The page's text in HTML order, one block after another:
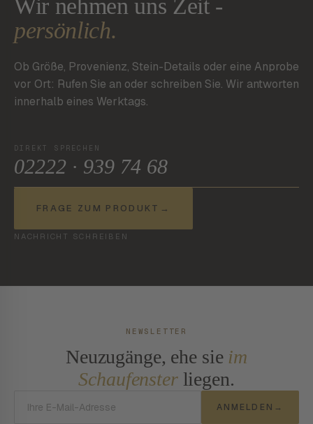
Wir nehmen uns Zeit -
persönlich.
Ob Größe, Provenienz, Stein-Details oder eine Anprobe
vor Ort: Rufen Sie an oder schreiben Sie. Wir antworten
innerhalb eines Werktags.
DIREKT SPRECHEN
02222 · 939 74 68
FRAGE ZUM PRODUKT →
NACHRICHT SCHREIBEN
NEWSLETTER
Neuzugänge, ehe sie im
Schaufensterliegen.
ANMELDEN →